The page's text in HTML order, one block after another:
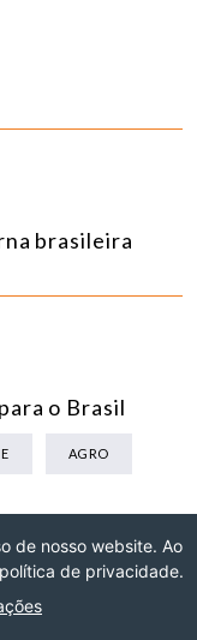
brasileira
o Brasil
AGRO
de nosso website. Ao
de privacidade.